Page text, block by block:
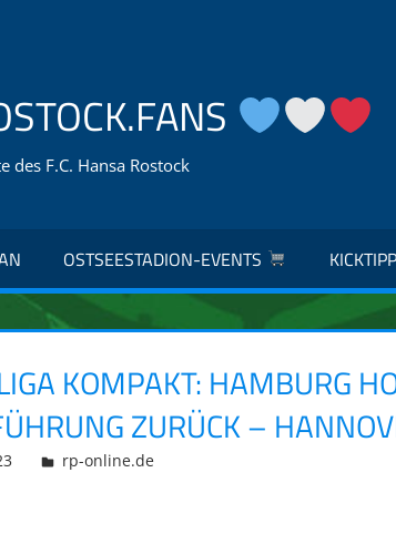
des F.C. Hansa Rostock
OSTSEESTADION-EVENTS
KOMPAKT: HAMBURG
ZURÜCK –
integromat
rp-online.de